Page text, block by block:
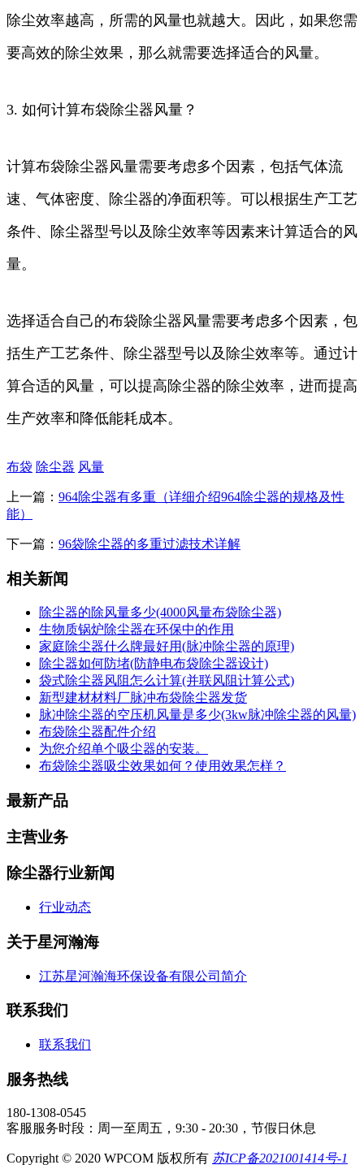
除尘效率越高，所需的风量也就越大。因此，如果您需
要高效的除尘效果，那么就需要选择适合的风量。
3. 如何计算布袋除尘器风量？
计算布袋除尘器风量需要考虑多个因素，包括气体流
速、气体密度、除尘器的净面积等。可以根据生产工艺
条件、除尘器型号以及除尘效率等因素来计算适合的风
量。
选择适合自己的布袋除尘器风量需要考虑多个因素，包
括生产工艺条件、除尘器型号以及除尘效率等。通过计
算合适的风量，可以提高除尘器的除尘效率，进而提高
生产效率和降低能耗成本。
布袋 除尘器 风量
上一篇： 964除尘器有多重（详细介绍964除尘器的规格及性
能）
下一篇： 96袋除尘器的多重过滤技术详解
相关新闻
除尘器的除风量多少(4000风量布袋除尘器)
生物质锅炉除尘器在环保中的作用
家庭除尘器什么牌最好用(脉冲除尘器的原理)
除尘器如何防堵(防静电布袋除尘器设计)
袋式除尘器风阻怎么计算(并联风阻计算公式)
新型建材材料厂脉冲布袋除尘器发货
脉冲除尘器的空压机风量是多少(3kw脉冲除尘器的风量)
布袋除尘器配件介绍
为您介绍单个吸尘器的安装。
布袋除尘器吸尘效果如何？使用效果怎样？
最新产品
主营业务
除尘器行业新闻
行业动态
关于星河瀚海
江苏星河瀚海环保设备有限公司简介
联系我们
联系我们
服务热线
180-1308-0545
客服服务时段：周一至周五，9:30 - 20:30，节假日休息
Copyright © 2020 WPCOM 版权所有 苏ICP备2021001414号-1